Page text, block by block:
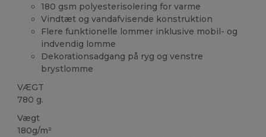
180 gsm polyesterisolering for varme
Vindtæt og vandafvisende konstruktion
Flere funktionelle lommer inklusive mobil- og
indvendig lomme
Dekorationsadgang på ryg og venstre
brystlomme
VÆGT
780 g.
Vægt
180g/m²